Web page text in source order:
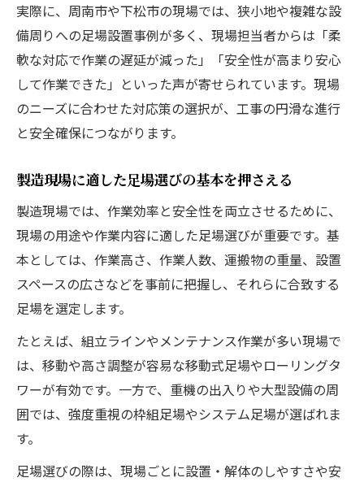
製造業・物流施設で進む足場のデジタル対
応
地域密着型の足場サポート体制の特徴と魅
力
将来の現場を見据えた足場対応策の展望
足場対応策が地域産業成長に果たす役割
製造業・物流施設の持続的発展と足場の関
係
現場目線で実践したい足場運用のポイント
周南市下松市の事例から学ぶ足場改革のヒ
ント
今後求められる足場対応策と現場への提案
実際に、周南市や下松市の現場では、狭小地や複雑な設
備周りへの足場設置事例が多く、現場担当者からは「柔
軟な対応で作業の遅延が減った」「安全性が高まり安心
して作業できた」といった声が寄せられています。現場
のニーズに合わせた対応策の選択が、工事の円滑な進行
と安全確保につながります。
製造現場に適した足場選びの基本を押さえる
製造現場では、作業効率と安全性を両立させるために、
現場の用途や作業内容に適した足場選びが重要です。基
本としては、作業高さ、作業人数、運搬物の重量、設置
スペースの広さなどを事前に把握し、それらに合致する
足場を選定します。
たとえば、組立ラインやメンテナンス作業が多い現場で
は、移動や高さ調整が容易な移動式足場やローリングタ
ワーが有効です。一方で、重機の出入りや大型設備の周
囲では、強度重視の枠組足場やシステム足場が選ばれま
す。
足場選びの際は、現場ごとに設置・解体のしやすさや安